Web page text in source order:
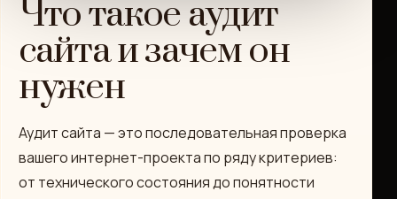
Что такое аудит
сайта и зачем он
нужен
Аудит сайта — это последовательная проверка
вашего интернет-проекта по ряду критериев:
от технического состояния до понятности